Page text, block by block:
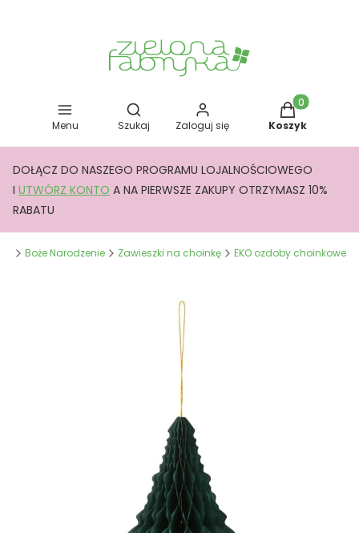
Menu
Otwórz wyszukiwarkę
Szukaj Zaloguj się
Produkty w
Koszyk
DOŁĄCZ DO NASZEGO PROGRAMU LOJALNOŚCIOWEGO
I UTWÓRZ KONTO A NA PIERWSZE ZAKUPY OTRZYMASZ 10%
RABATU
Boże Narodzenie Zawieszki na choinkę EKO ozdoby choinkowe